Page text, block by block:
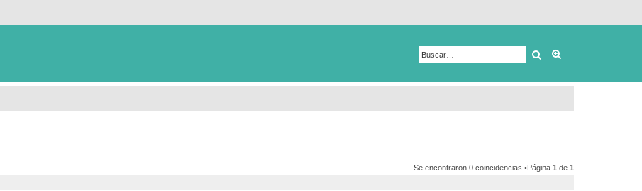
Buscar
Se encontraron 0 coincidencias •Página 1 de 1